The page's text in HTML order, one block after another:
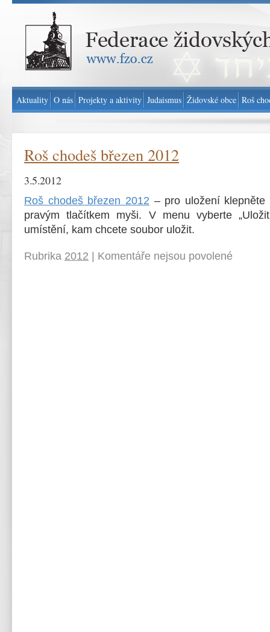
Federace židovských obcí v ČR - www.fzo.cz
Roš chodeš březen 2012
3.5.2012
Roš chodeš březen 2012 – pro uložení
pravým tlačítkem myši. V menu vyberte
umístění, kam chcete soubor uložit.
Rubrika 2012 Komentáře nejsou povolené
Aktuality O nás Projekty a aktivity Judaismus Židovské obce Roš